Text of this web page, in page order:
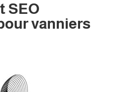
SEO
vanniers